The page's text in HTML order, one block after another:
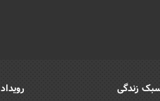
زندگی رویداد